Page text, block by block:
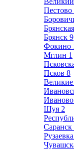
Пестово
Брянск 9
Фокино
Мглин 1
Псков 8
Иваново
Шуя 2
Саранск
Рузаевка